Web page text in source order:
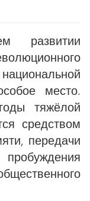
развитии
место.
тяжёлой
средством
передачи